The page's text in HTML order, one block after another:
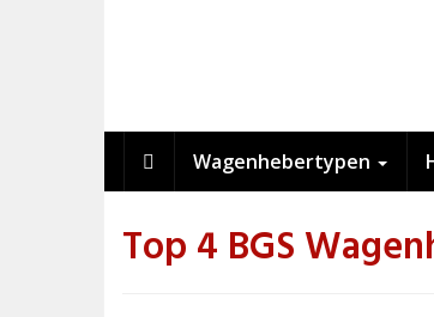
Wagenhebertypen
Top 4 BGS